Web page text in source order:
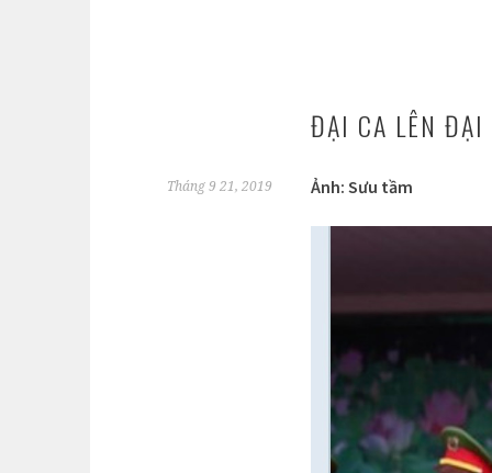
ĐẠI CA LÊN ĐẠI
Tháng 9 21, 2019 Ảnh: Sưu tầm